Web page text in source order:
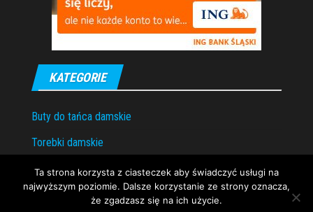
KATEGORIE
Buty do tańca damskie
Torebki damskie
Torebki skórzane
Ta strona korzysta z ciasteczek aby świadczyć usługi na
najwyższym poziomie. Dalsze korzystanie ze strony oznacza,
że zgadzasz się na ich użycie.